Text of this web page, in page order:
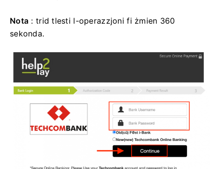
Nota : trid tlesti l-operazzjoni fi żmien 360
sekonda.